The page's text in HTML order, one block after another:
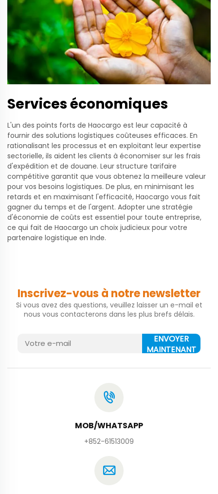
Services économiques
L'un des points forts de Haocargo est leur capacité à
fournir des solutions logistiques coûteuses efficaces. En
rationalisant les processus et en exploitant leur expertise
sectorielle, ils aident les clients à économiser sur les frais
d'expédition et de douane. Leur structure tarifaire
compétitive garantit que vous obtenez la meilleure valeur
pour vos besoins logistiques. De plus, en minimisant les
retards et en maximisant l'efficacité, Haocargo vous fait
gagner du temps et de l'argent. Adopter une stratégie
d'économie de coûts est essentiel pour toute entreprise,
ce qui fait de Haocargo un choix judicieux pour votre
partenaire logistique en Inde.
Inscrivez-vous à notre newsletter
Si vous avez des questions, veuillez laisser un e-mail et
nous vous contacterons dans les plus brefs délais.
ENVOYER
MAINTENANT
MOB/WHATSAPP
+852-61513009